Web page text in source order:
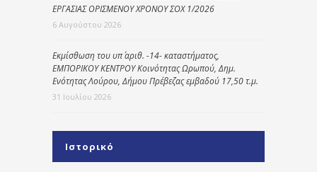
ΕΡΓΑΣΙΑΣ ΟΡΙΣΜΕΝΟΥ ΧΡΟΝΟΥ ΣΟΧ 1/2026
6 Αυγούστου 2026
Εκμίσθωση του υπ΄ αριθ. -14- καταστήματος,
ΕΜΠΟΡΙΚΟΥ ΚΕΝΤΡΟΥ Κοινότητας Ωρωπού, Δημ.
Ενότητας Λούρου, Δήμου Πρέβεζας εμβαδού 17,50 τ.μ.
31 Ιουλίου 2026
Ιστορικό